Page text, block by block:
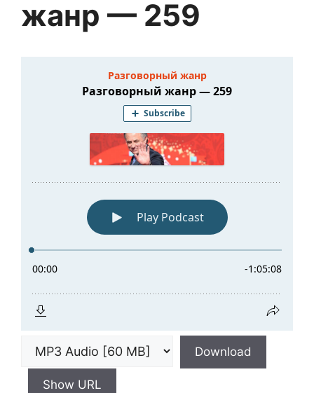
жанр — 259
Download
Show URL